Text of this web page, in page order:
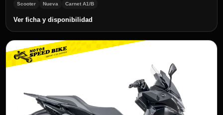
Scooter Nueva Carnet A1/B
Ver ficha y disponibilidad